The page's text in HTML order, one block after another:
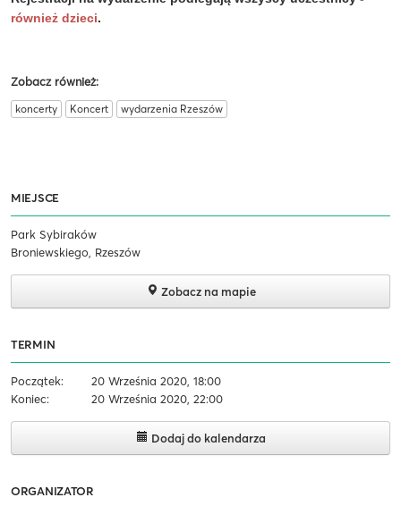
również dzieci.
Zobacz również:
koncerty Koncert wydarzenia Rzeszów
MIEJSCE
Park Sybiraków
Broniewskiego, Rzeszów
Zobacz na mapie
TERMIN
Początek:
20 Września 2020, 18:00
Koniec:
20 Września 2020, 22:00
Dodaj do kalendarza
ORGANIZATOR